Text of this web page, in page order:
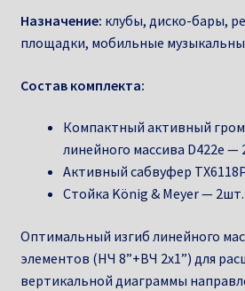
Назначение: клубы, диско-бары,
площадки, мобильные
Состав комплекта:
Компактный активный
линейного массива D422e —
Активный сабвуфер
Стойка König & Meyer — 2шт.
Оптимальный изгиб линейного
элементов (НЧ 8”+ВЧ 2х1”) для
вертикальной диаграммы